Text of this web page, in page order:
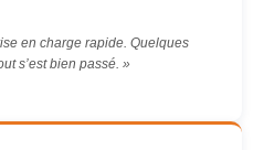
en charge rapide. Quelques
s’est bien passé. »